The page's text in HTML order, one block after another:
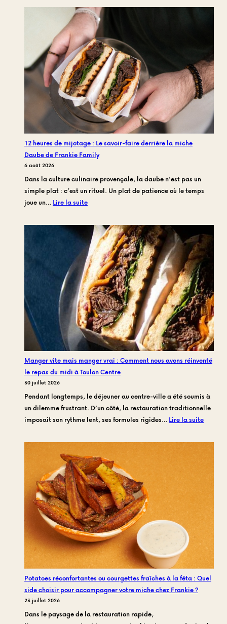
12 heures de mijotage : Le savoir-faire derrière la miche
Daube de Frankie Family
6 août 2026
Dans la culture culinaire provençale, la daube n’est pas un
simple plat : c’est un rituel. Un plat de patience où le temps
joue un… Lire la suite:
heures
de
mijotage
:
Le
savoir-
faire
derrière
la
miche
Daube
de
Frankie
Family
Manger vite mais manger vrai : Comment nous avons réinventé
le repas du midi à Toulon Centre
30 juillet 2026
Pendant longtemps, le déjeuner au centre-ville a été soumis à
un dilemme frustrant. D’un côté, la restauration traditionnelle
imposait son rythme lent, ses formules rigides… Lire la suite:
vite
le
repas
du
midi
Potatoes réconfortantes ou courgettes fraîches à la fêta : Quel
side choisir pour accompagner votre miche chez Frankie ?
23 juillet 2026
Dans le paysage de la restauration rapide,